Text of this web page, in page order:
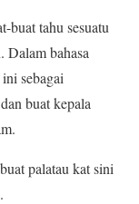
buat tahu sesuatu
Dalam bahasa
sebagai
buat kepala
palatau kat sini